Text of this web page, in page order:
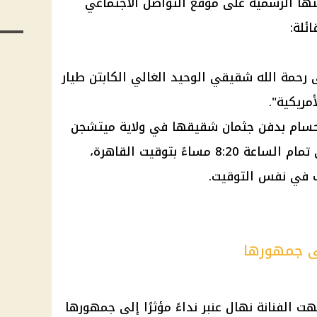
رحمة الله شقيقي الوحيد الغالي الكابتن طيار
بدفن جثمان شقيقها في ولاية ميتشجن
8:20 مساءً بتوقيت
القاهرة،
في نفس التوقيت.
جمهورها
الفنانة نهال عنبر نداءً مؤثرًا إلى جمهورها